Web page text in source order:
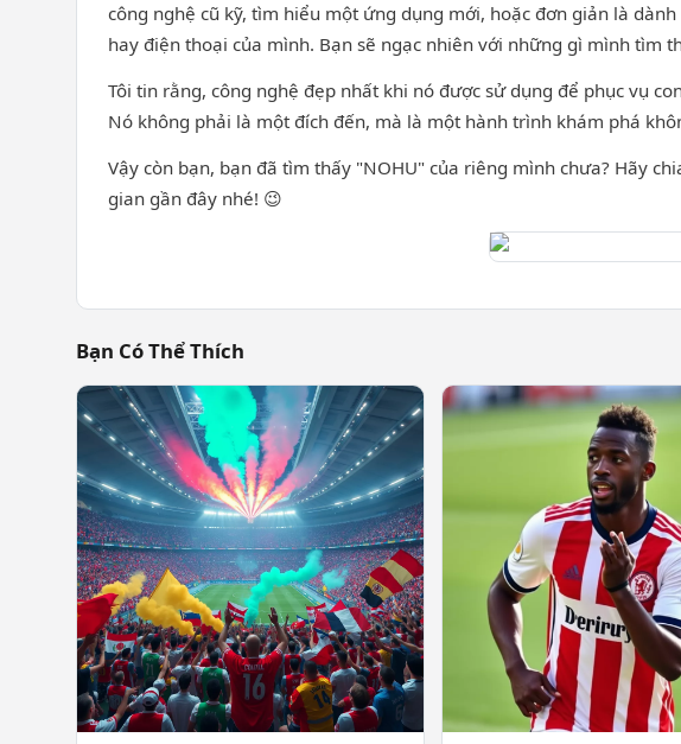
công nghệ cũ kỹ, tìm hiểu một ứng dụng mới, hoặc đơn giản là
hay điện thoại của mình. Bạn sẽ ngạc nhiên với những gì mình tìm
Tôi tin rằng, công nghệ đẹp nhất khi nó được sử dụng để phục vụ
Nó không phải là một đích đến, mà là một hành trình khám phá
Vậy còn bạn, bạn đã tìm thấy "NOHU" của riêng mình chưa? Hãy
gian gần đây nhé! 😉
Bạn Có Thể Thích